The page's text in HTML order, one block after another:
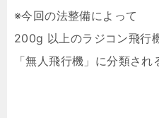
※今回の法整備によって
200g 以上のラジコン飛行
「無人飛行機」に分類され